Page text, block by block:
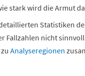
stark wird die Armut
Statistiken
Fallzahlen nicht
Analyseregionen